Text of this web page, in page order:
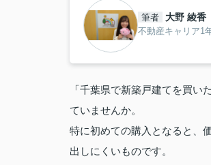
筆者 大野 綾香
不動産キャリア1
「千葉県で新築戸建てを買
ていませんか。
特に初めての購入となると、
出しにくいものです。